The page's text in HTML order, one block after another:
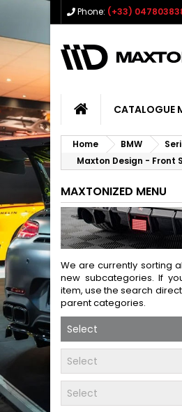
Phone: (+33)
CATALOGUE
Home BMW
Maxton Design - Front
MAXTONIZED MENU
We are currently sorting
new subcategories. If
item, use the search
parent categories.
Select
Select
Select